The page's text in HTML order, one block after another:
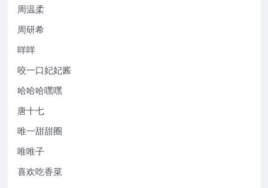
周温柔
周研希
咩咩
咬一口妃妃酱
哈哈哈嘿嘿
唐十七
唯一甜甜圈
唯唯子
喜欢吃香菜